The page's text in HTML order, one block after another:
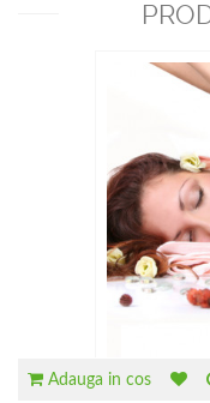
Adauga in cos